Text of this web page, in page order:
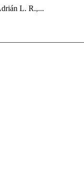
L. R.,...